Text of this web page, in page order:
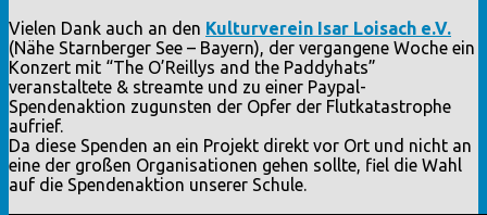
Vielen Dank auch an den Kulturverein Isar Loisach e.V.
(Nähe Starnberger See – Bayern), der vergangene Woche ein
Konzert mit “The O’Reillys and the Paddyhats”
veranstaltete & streamte und zu einer Paypal-
Spendenaktion zugunsten der Opfer der Flutkatastrophe
aufrief.
Da diese Spenden an ein Projekt direkt vor Ort und nicht an
eine der großen Organisationen gehen sollte, fiel die Wahl
auf die Spendenaktion unserer Schule.